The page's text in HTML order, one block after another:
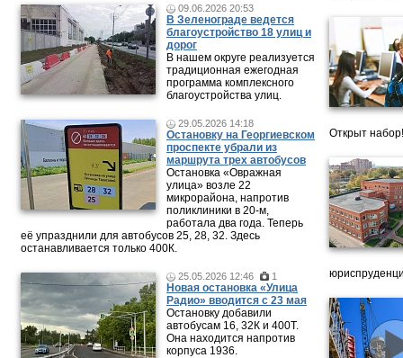
09.06.2026 20:53
В Зеленограде ведется
благоустройство 18 улиц и
дорог
В нашем округе реализуется
традиционная ежегодная
программа комплексного
благоустройства улиц.
29.05.2026 14:18
Остановку на Георгиевском
проспекте убрали из
маршрута трех автобусов
Остановка «Овражная
улица» возле 22
микрорайона, напротив
поликлиники в 20-м,
работала два года. Теперь
её упразднили для автобусов 25, 28, 32. Здесь
останавливается только 400К.
25.05.2026 12:46 1
Новая остановка «Улица
Радио» вводится с 23 мая
Остановку добавили
автобусам 16, 32К и 400Т.
Она находится напротив
корпуса 1936.
Открыт набор!